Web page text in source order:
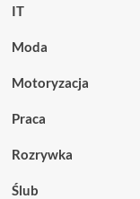
IT
Moda
Motoryzacja
Praca
Rozrywka
Ślub